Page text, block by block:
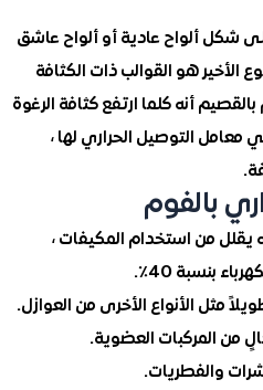
عادية أو ألواح عاشق
القوالب ذات الكثافة
كلما ارتفع كثافة الرغوة
التوصيل الحراري لها ،
استخدام المكيفات ،
40٪.
الأخرى من العوازل.
العضوية.